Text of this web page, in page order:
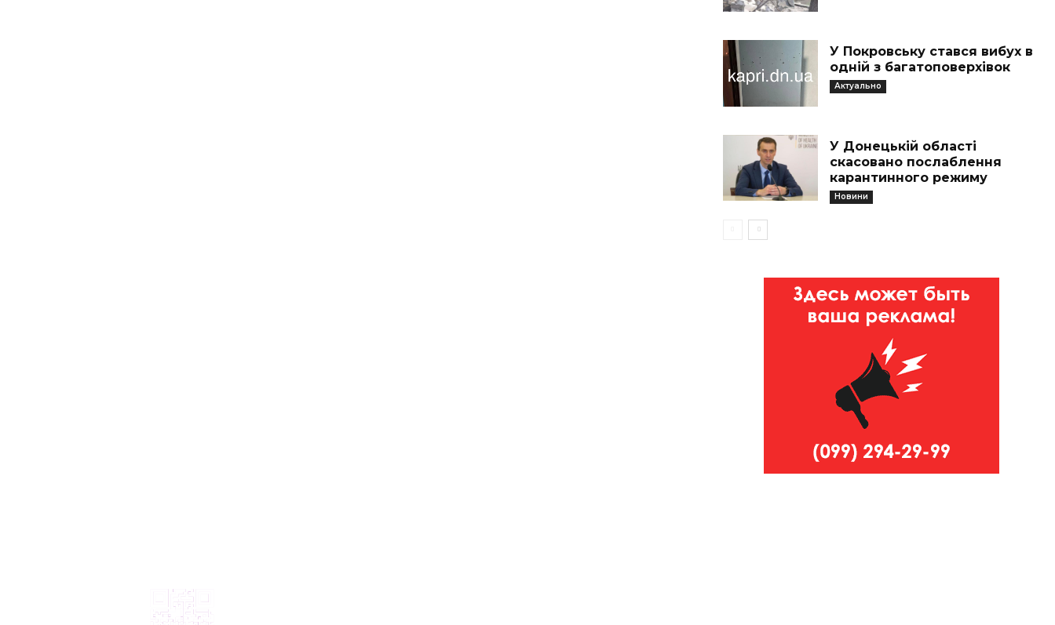
У Покровську стався вибух в
одній з багатоповерхівок
Актуально
У Донецькій області
скасовано послаблення
карантинного режиму
Новини